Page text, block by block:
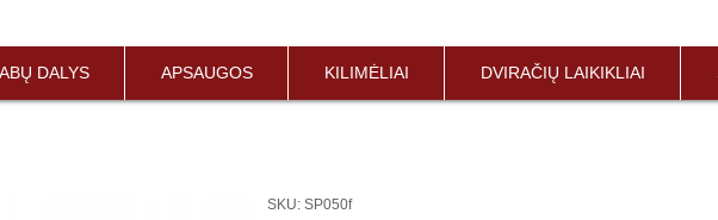
DALYS APSAUGOS KILIMĖLIAI DVIRAČIŲ LAIKIKLIAI
SKU: SP050f